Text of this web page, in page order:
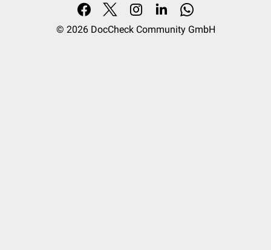
© 2026 DocCheck Community GmbH